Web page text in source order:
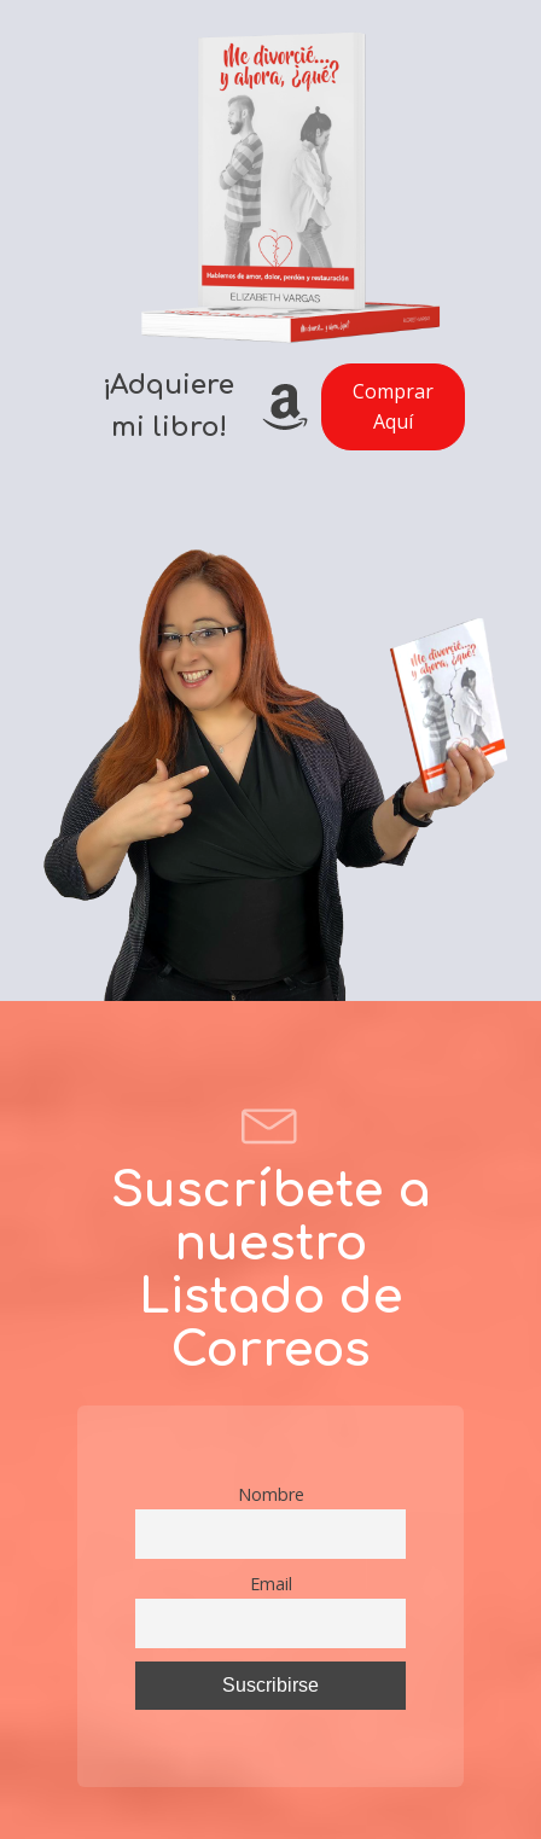
¡Adquiere
mi libro!
Comprar
Aquí
Suscríbete a
nuestro
Listado de
Correos
Nombre
Email